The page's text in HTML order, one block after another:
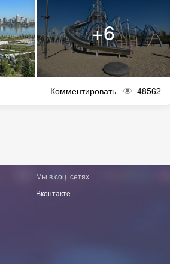
Комментировать 48562
Мы в соц. сетях
Вконтакте